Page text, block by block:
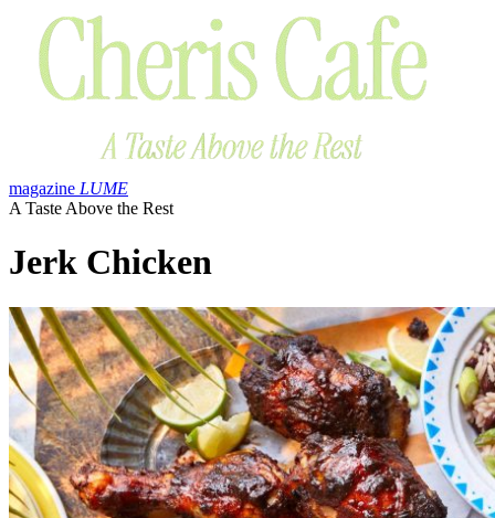
content
magazine LUME
A Taste Above the Rest
Jerk Chicken